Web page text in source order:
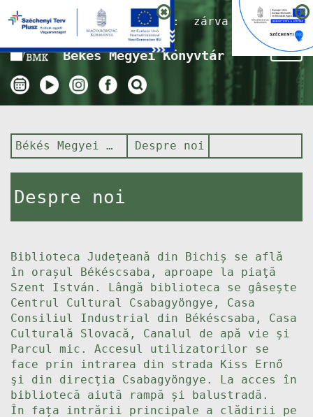
Nyitvatartás ma:zárva
Békés Megyei Könyvtár
Békés Megyei Könyvtár Despre noi
Despre noi
Biblioteca Judeţeană din Bichiș se află
în orașul Békéscsaba, aproape la piaţă
Szent István. Lângă biblioteca se gâseşte
Centrul Cultural Csabagyöngye, Casa
Consiliul Industrial din Békéscsaba, Casa
Culturală Slovacă, Canalul de apă vie şi
Parcul mic. Accesul utilizatorilor se
face prin intrarea din strada Kiss Ernő
şi din direcţia Csabagyöngye. La acces în
bibliotecă aiută rampă și balustradă.
În fața intrării principale a clădirii pe